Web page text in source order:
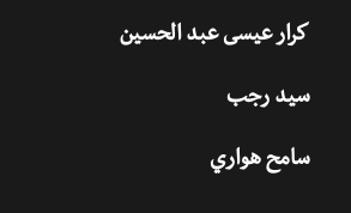
كرار عيسى عبد الحسين
سيد رجب
سامح هواري